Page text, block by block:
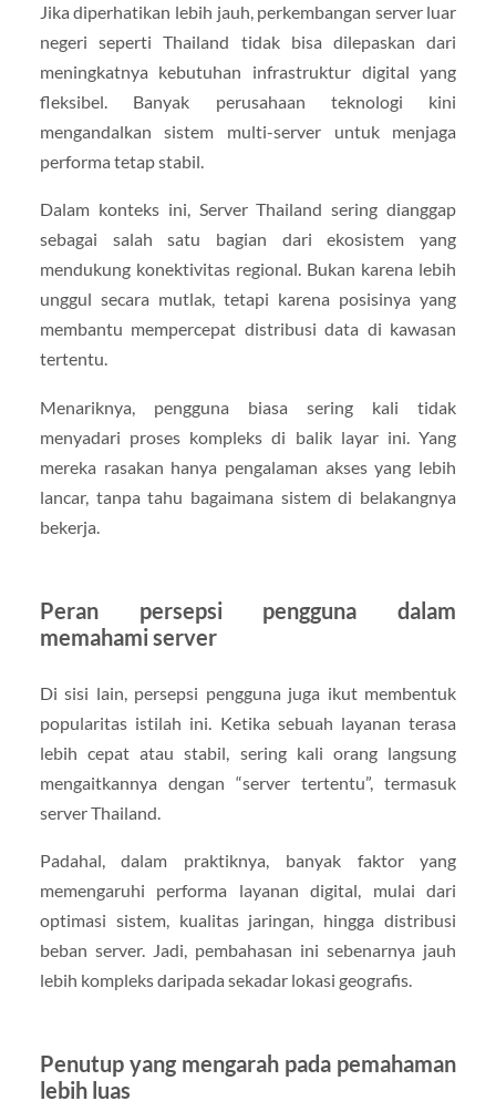
Jika diperhatikan lebih jauh, perkembangan server luar
negeri seperti Thailand tidak bisa dilepaskan dari
meningkatnya kebutuhan infrastruktur digital yang
fleksibel. Banyak perusahaan teknologi kini
mengandalkan sistem multi-server untuk menjaga
performa tetap stabil.
Dalam konteks ini, Server Thailand sering dianggap
sebagai salah satu bagian dari ekosistem yang
mendukung konektivitas regional. Bukan karena lebih
unggul secara mutlak, tetapi karena posisinya yang
membantu mempercepat distribusi data di kawasan
tertentu.
Menariknya, pengguna biasa sering kali tidak
menyadari proses kompleks di balik layar ini. Yang
mereka rasakan hanya pengalaman akses yang lebih
lancar, tanpa tahu bagaimana sistem di belakangnya
bekerja.
Peran persepsi pengguna dalam
memahami server
Di sisi lain, persepsi pengguna juga ikut membentuk
popularitas istilah ini. Ketika sebuah layanan terasa
lebih cepat atau stabil, sering kali orang langsung
mengaitkannya dengan “server tertentu”, termasuk
server Thailand.
Padahal, dalam praktiknya, banyak faktor yang
memengaruhi performa layanan digital, mulai dari
optimasi sistem, kualitas jaringan, hingga distribusi
beban server. Jadi, pembahasan ini sebenarnya jauh
lebih kompleks daripada sekadar lokasi geografis.
Penutup yang mengarah pada pemahaman
lebih luas